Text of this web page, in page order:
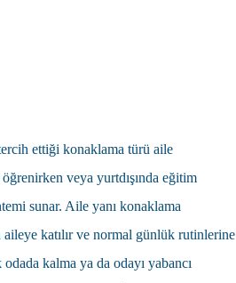
ettiği konaklama türü aile
veya yurtdışında eğitim
sunar. Aile yanı konaklama
katılır ve normal günlük rutinlerine
kalma ya da odayı yabancı